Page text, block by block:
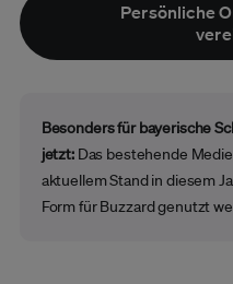
Persönliche
Besonders für bayerische
jetzt:Das bestehende
aktuellem Stand in diesem
Form für Buzzard genutzt